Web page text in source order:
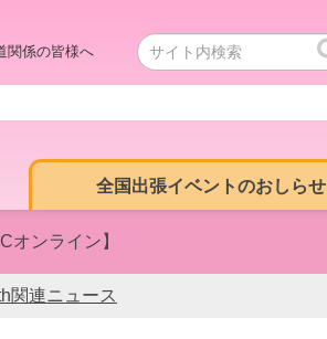
全国出張イベントのおしらせ
関係の皆様へ
ンライン】
関連ニュース